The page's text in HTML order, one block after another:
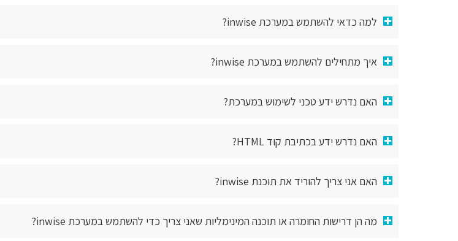
למה כדאי להשתמש במערכת inwise?
איך מתחילים להשתמש במערכת inwise?
האם נדרש ידע טכני לשימוש במערכת?
האם נדרש ידע בכתיבת קוד HTML?
האם אני צריך להוריד את תוכנת inwise?
מה הן דרישות החומרה או תוכנה המינימליות שאני צריך כדי להשתמש במערכת inwise?